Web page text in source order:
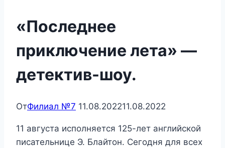
«Последнее
приключение лета» —
детектив-шоу.
ОтФилиал №7 11.08.202211.08.2022
11 августа исполняется 125-лет английской
писательнице Э. Блайтон. Сегодня для всех